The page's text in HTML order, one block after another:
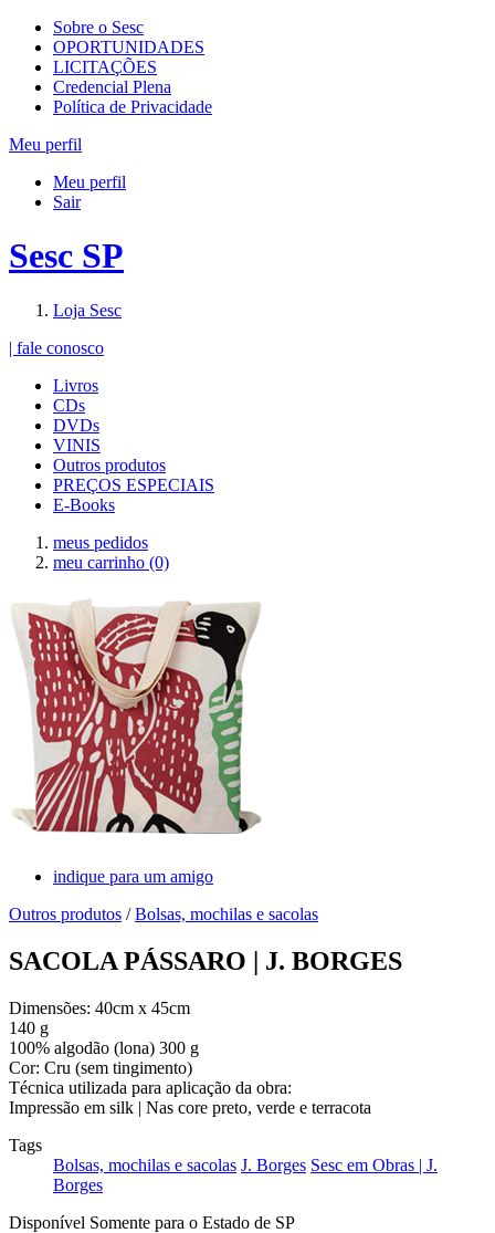
Sobre o Sesc
OPORTUNIDADES
LICITAÇÕES
Credencial Plena
Política de Privacidade
Meu perfil
Meu perfil
Sair
Sesc SP
Loja Sesc
| fale conosco
Livros
CDs
DVDs
VINIS
Outros produtos
PREÇOS ESPECIAIS
E-Books
meus pedidos
meu carrinho (0)
indique para um amigo
Outros produtos /Bolsas, mochilas e sacolas
SACOLA PÁSSARO | J. BORGES
Dimensões: 40cm x 45cm
140 g
100% algodão (lona) 300 g
Cor: Cru (sem tingimento)
Técnica utilizada para aplicação da obra:
Impressão em silk | Nas core preto, verde e terracota
Tags
Bolsas, mochilas e sacolas J. Borges Sesc em Obras | J.
Borges
Disponível Somente para o Estado de SP